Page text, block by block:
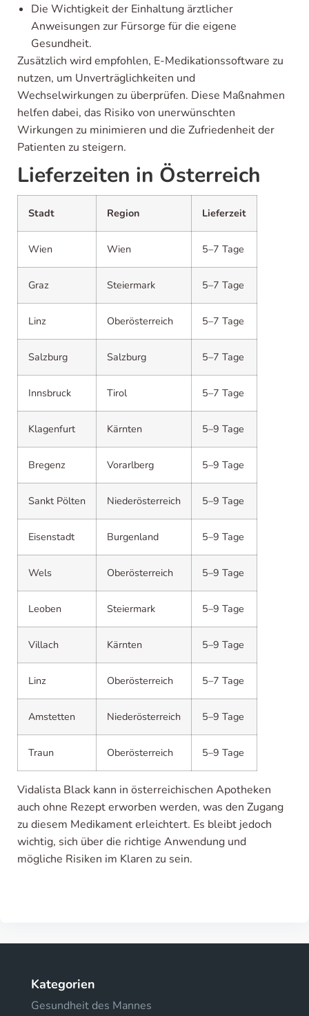
Die Wichtigkeit der Einhaltung ärztlicher
Anweisungen zur Fürsorge für die eigene
Gesundheit.
Zusätzlich wird empfohlen, E-Medikationssoftware zu
nutzen, um Unverträglichkeiten und
Wechselwirkungen zu überprüfen. Diese Maßnahmen
helfen dabei, das Risiko von unerwünschten
Wirkungen zu minimieren und die Zufriedenheit der
Patienten zu steigern.
Lieferzeiten in Österreich
Stadt Region Lieferzeit
Wien Wien 5–7 Tage
Graz Steiermark 5–7 Tage
Linz Oberösterreich 5–7 Tage
Salzburg Salzburg 5–7 Tage
Innsbruck Tirol 5–7 Tage
Klagenfurt Kärnten 5–9 Tage
Bregenz Vorarlberg 5–9 Tage
Sankt Pölten Niederösterreich 5–9 Tage
Eisenstadt Burgenland 5–9 Tage
Wels Oberösterreich 5–9 Tage
Leoben Steiermark 5–9 Tage
Villach Kärnten 5–9 Tage
Linz Oberösterreich 5–7 Tage
Amstetten Niederösterreich 5–9 Tage
Traun Oberösterreich 5–9 Tage
Vidalista Black kann in österreichischen Apotheken
auch ohne Rezept erworben werden, was den Zugang
zu diesem Medikament erleichtert. Es bleibt jedoch
wichtig, sich über die richtige Anwendung und
mögliche Risiken im Klaren zu sein.
Kategorien
Gesundheit des Mannes